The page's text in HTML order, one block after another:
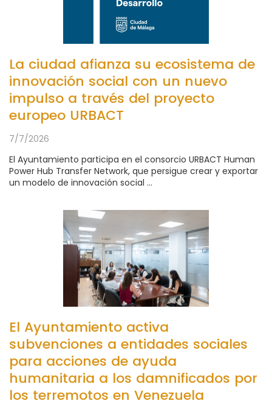
La ciudad afianza su ecosistema de
innovación social con un nuevo
impulso a través del proyecto
europeo URBACT
7/7/2026
El Ayuntamiento participa en el consorcio URBACT Human
Power Hub Transfer Network, que persigue crear y exportar
un modelo de innovación social ...
El Ayuntamiento activa
subvenciones a entidades sociales
para acciones de ayuda
humanitaria a los damnificados por
los terremotos en Venezuela